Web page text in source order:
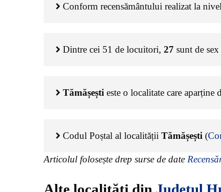
Conform recensământului realizat la
Dintre cei 51 de locuitori, 27 sunt de
Tămășești este o localitate care aparține
Codul Poștal al localității Tămășești (
Articolul folosește drep surse de date